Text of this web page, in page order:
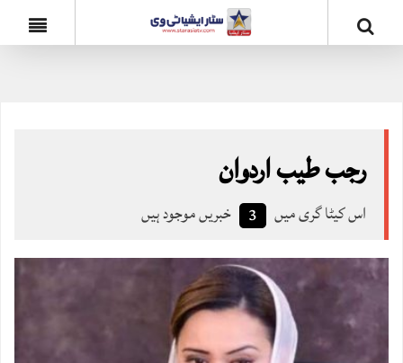
رجب طیب اردوان
اس کیٹا گری میں 3 خبریں موجود ہیں